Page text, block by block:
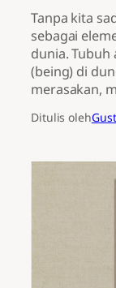
Tanpa kita
sebagai
dunia.
(being) di
merasakan,
Ditulis oleh